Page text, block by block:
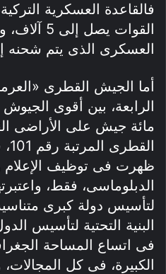
فالقاعدة العسكرية
القوات يصل
العسكرى الذى يتم شحنه
أما الجيش القطرى
الرابعة، بين أقوى
مائة جيش على الأراضى
ظهرت فى توظيف الإعلام
الدبلوماسى، فقط،
لتأسيس دولة كبرى
البنية التحتية لتأسيس
فى اتساع المساحة
الكبيرة، فى كل